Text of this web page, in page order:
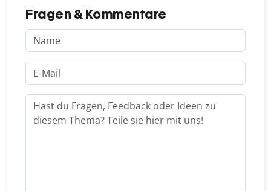
Fragen & Kommentare